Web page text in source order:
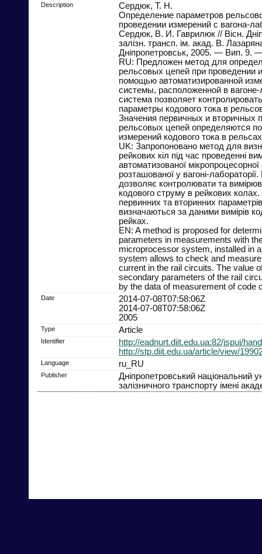
Description
Сердюк, Т. Н.
Определение параметров
проведении измерений с вагона-
Сердюк, В. И. Гаврилюк // Вісн.
залізн. трансп. ім. акад. В.
Дніпропетровськ, 2005. — Вип. 9.
RU: Предложен метод для
рельсовых цепей при проведении
помощью автоматизированной
системы, расположенной в
система позволяет
параметры кодового тока в
Значения первичных и вторичных
рельсовых цепей определяются
измерений кодового тока в
UK: Запропоновано метод для
рейкових кіл під час проведенні
автоматизованої
розташованої у вагоні-
дозволяє контролювати та
кодового струму в рейкових
первинних та вторинних
визначаються за даними вимірів
рейках.
EN: A method is proposed for
parameters in measurements with
microprocessor system, installed in
system allows to check and
current in the rail circuits. The value
secondary parameters of the rail
by the data of measurement of code
Date
2014-07-08T07:58:06Z
2014-07-08T07:58:06Z
2005
Type Article
Identifier
http://eadnurt.diit.edu.ua:82/jspui/
http://stp.diit.edu.ua/article/view/
Language ru_RU
Publisher
Дніпропетровський національний
залізничного транспорту імені